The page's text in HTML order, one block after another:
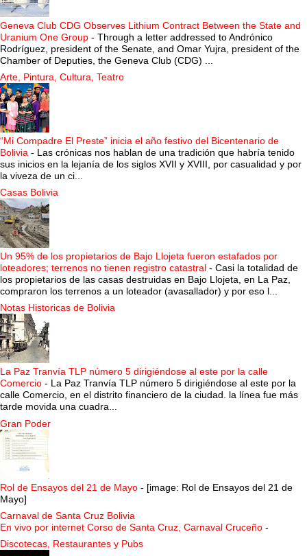
Geneva Club CDG Observes Lithium Contract Between the State and
Uranium One Group - Through a letter addressed to Andrónico
Rodríguez, president of the Senate, and Omar Yujra, president of the
Chamber of Deputies, the Geneva Club (CDG) ...
Arte, Pintura, Cultura, Teatro
“Mi Compadre El Preste” inicia el año festivo del Bicentenario de
Bolivia - Las crónicas nos hablan de una tradición que habría tenido
sus inicios en la lejanía de los siglos XVII y XVIII, por casualidad y por
la viveza de un ci...
Casas Bolivia
Un 95% de los propietarios de Bajo Llojeta fueron estafados por
loteadores; terrenos no tienen registro catastral - Casi la totalidad de
los propietarios de las casas destruidas en Bajo Llojeta, en La Paz,
compraron los terrenos a un loteador (avasallador) y por eso l...
Notas Historicas de Bolivia
La Paz Tranvía TLP número 5 dirigiéndose al este por la calle
Comercio - La Paz Tranvía TLP número 5 dirigiéndose al este por la
calle Comercio, en el distrito financiero de la ciudad. la línea fue más
tarde movida una cuadra...
Gran Poder
Rol de Ensayos del 21 de Mayo - [image: Rol de Ensayos del 21 de
Mayo]
Carnaval de Santa Cruz Bolivia
En vivo por internet Corso de Santa Cruz, Carnaval Cruceño -
Discotecas, Restaurantes y Pubs